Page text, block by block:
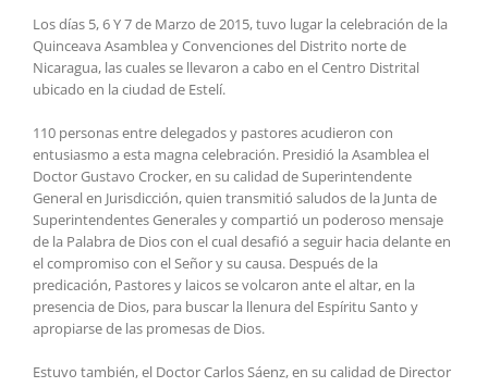
Los días 5, 6 Y 7 de Marzo de 2015, tuvo lugar la celebración de la
Quinceava Asamblea y Convenciones del Distrito norte de
Nicaragua, las cuales se llevaron a cabo en el Centro Distrital
ubicado en la ciudad de Estelí.
110 personas entre delegados y pastores acudieron con
entusiasmo a esta magna celebración. Presidió la Asamblea el
Doctor Gustavo Crocker, en su calidad de Superintendente
General en Jurisdicción, quien transmitió saludos de la Junta de
Superintendentes Generales y compartió un poderoso mensaje
de la Palabra de Dioscon el cual desafió a seguir hacia delante en
el compromiso con el Señor y su causa. Después de la
predicación, Pastores y laicos se volcaron ante el altar, en la
presencia de Dios, para buscar la llenura del Espíritu Santo y
apropiarse de las promesas de Dios.
Estuvo también, el Doctor Carlos Sáenz, en su calidad de Director